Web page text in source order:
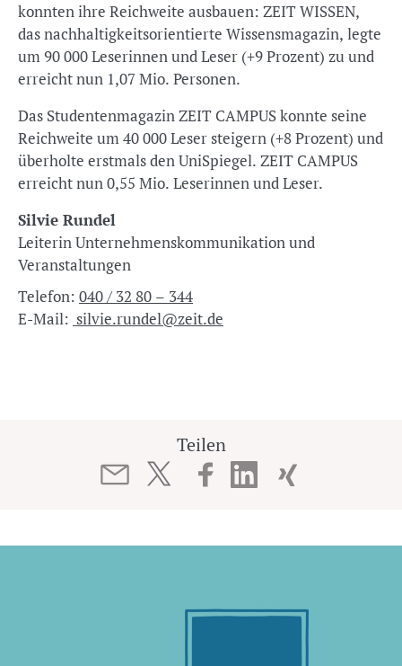
konnten ihre Reichweite ausbauen: ZEIT WISSEN,
das nachhaltigkeitsorientierte Wissensmagazin, legte
um 90 000 Leserinnen und Leser (+9 Prozent) zu und
erreicht nun 1,07 Mio. Personen.
Das Studentenmagazin ZEIT CAMPUS konnte seine
Reichweite um 40 000 Leser steigern (+8 Prozent) und
überholte erstmals den UniSpiegel. ZEIT CAMPUS
erreicht nun 0,55 Mio. Leserinnen und Leser.
Silvie Rundel
Leiterin Unternehmenskommunikation und
Veranstaltungen
Telefon: 040 / 32 80 – 344
E-Mail: silvie.rundel@zeit.de
Teilen